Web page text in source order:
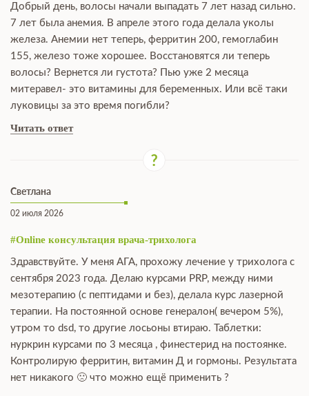
Добрый день, волосы начали выпадать 7 лет назад сильно.
7 лет была анемия. В апреле этого года делала уколы
железа. Анемии нет теперь, ферритин 200, гемоглабин
155, железо тоже хорошее. Восстановятся ли теперь
волосы? Вернется ли густота? Пью уже 2 месяца
митеравел- это витамины для беременных. Или всё таки
луковицы за это время погибли?
Читать ответ
Светлана
02 июля 2026
#Online консультация врача-трихолога
Здравствуйте. У меня АГА, прохожу лечение у трихолога с
сентября 2023 года. Делаю курсами PRP, между ними
мезотерапию (с пептидами и без), делала курс лазерной
терапии. На постоянной основе генералон( вечером 5%),
утром то dsd, то другие лосьоны втираю. Таблетки:
нуркрин курсами по 3 месяца , финестерид на постоянке.
Контролирую ферритин, витамин Д и гормоны. Результата
нет никакого 🙁 что можно ещё применить ?